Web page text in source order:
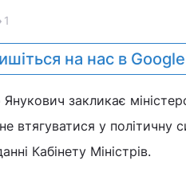
1
на нас в Google
закликає
втягуватися у політичну
Кабінету Міністрів.